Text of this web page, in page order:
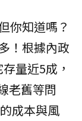
你知道嗎？
！根據內政
量近5成，
老舊等問
成本與風